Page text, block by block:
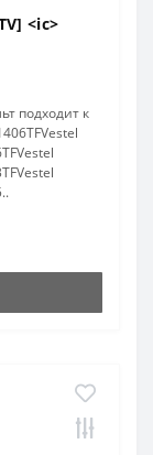
<ic>
подходит к